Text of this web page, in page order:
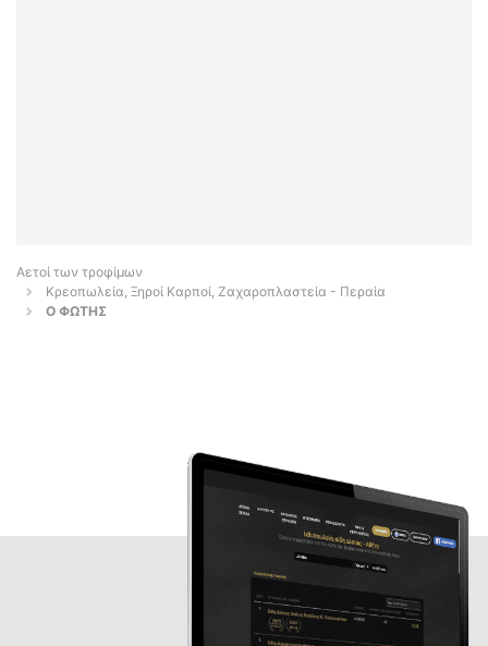
Αετοί των τροφίμων
Κρεοπωλεία, Ξηροί Καρποί, Ζαχαροπλαστεία - Περαία
Ο ΦΩΤΗΣ